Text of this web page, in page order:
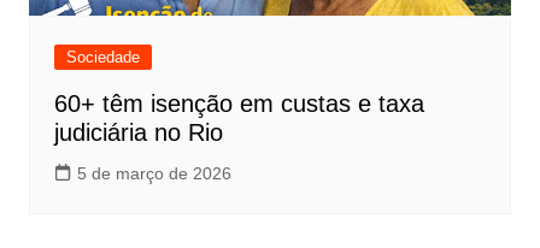
Sociedade
60+ têm isenção em custas e taxa
judiciária no Rio
5 de março de 2026